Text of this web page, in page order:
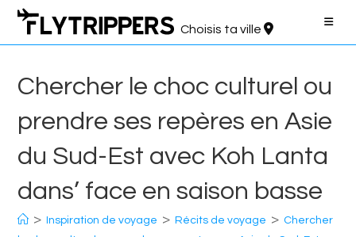
Aller
contenu
Choisis ta ville
Chercher le choc culturel ou
prendre ses repères en Asie
du Sud-Est avec Koh Lanta
dans’ face en saison basse
> Inspiration de voyage > Récits de voyage > Chercher